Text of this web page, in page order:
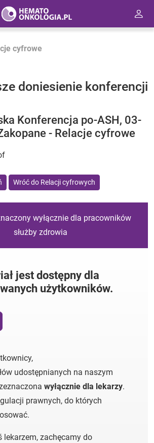
cyfrowe
doniesienie konferencji
Konferencja po-ASH, 03-
- Relacje cyfrowe
Wróć do Relacji cyfrowych
wyłącznie dla pracowników
służby zdrowia
jest dostępny dla
użytkowników.
udostępnianych na naszym
wyłącznie dla lekarzy.
prawnych, do których
lekarzem, zachęcamy do